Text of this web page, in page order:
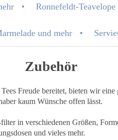
Ronnefeldt-Teavelope
und mehr
Zubehör
Freude bereitet, bieten wir
kaum Wünsche offen lässt.
in verschiedenen Größen,
und vieles mehr.